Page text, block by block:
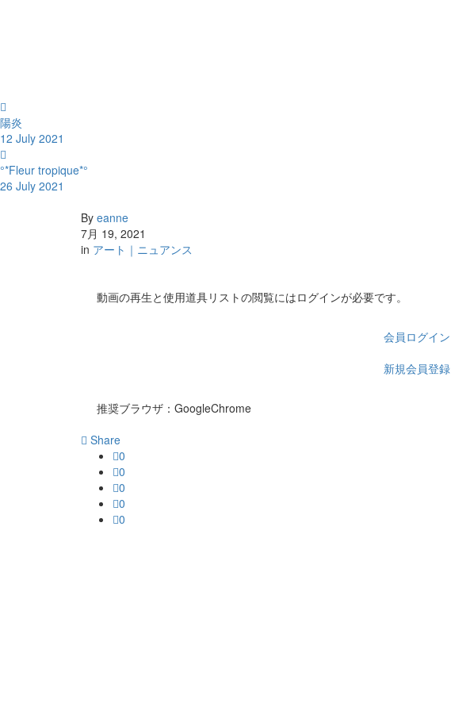
陽炎
12 July 2021
°*Fleur tropique*°
26 July 2021
By eanne
7月 19, 2021
in アート｜ニュアンス
動画の再生と使用道具リストの閲覧にはログインが必要です。
会員ログイン
新規会員登録
推奨ブラウザ：GoogleChrome
Share
0
0
0
0
0